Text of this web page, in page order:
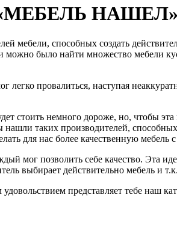
«МЕБЕЛЬ НАШЕЛ»
мебели, способных создать
можно было найти множество мебели
провалиться, наступая
стоить немного дороже, но, чтобы
таких производителей,
для нас более качественную мебель с
мог позволить себе качество. Эта
действительно мебель и т.к.
представляет тебе наш